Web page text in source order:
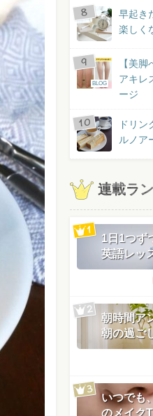
早起き
楽しく
BLOG
【美
アキレ
ージ
ドリ
ルノア
連載ラ
1日1つず
英語レッ
朝時間ア
朝の過ご
いつでも
のメイク